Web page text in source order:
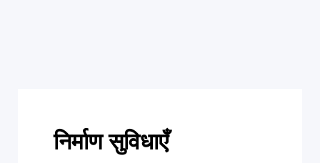
निर्माण सुविधाएँ